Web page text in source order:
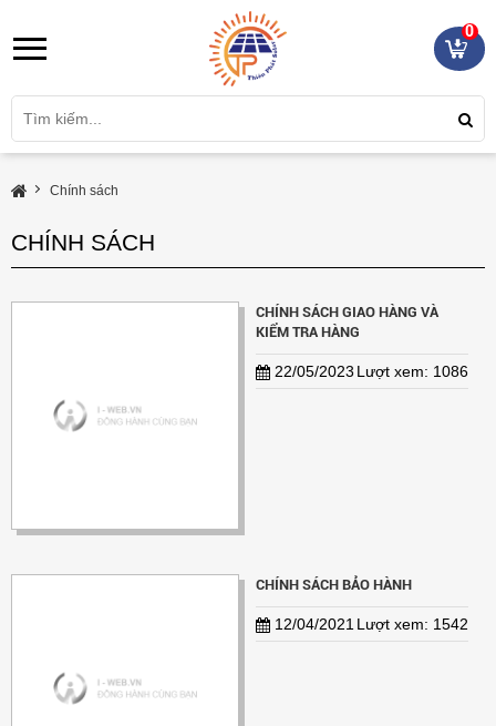
0
Chính sách
CHÍNH SÁCH
CHÍNH SÁCH GIAO HÀNG VÀ
KIỂM TRA HÀNG
22/05/2023 Lượt xem: 1086
CHÍNH SÁCH BẢO HÀNH
12/04/2021 Lượt xem: 1542